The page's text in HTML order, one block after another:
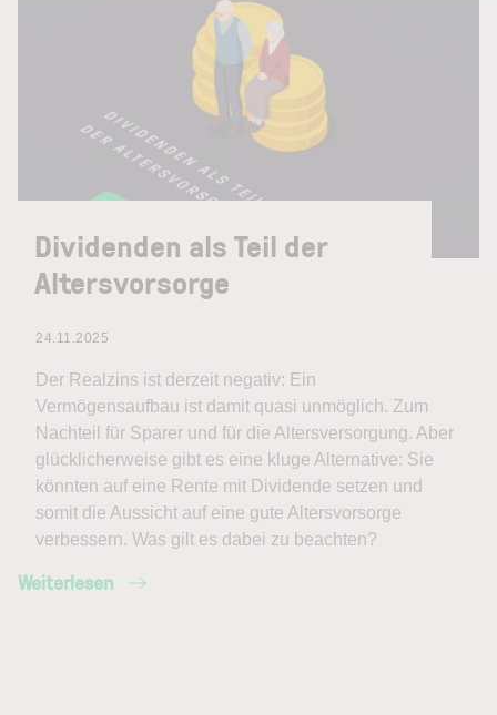
Dividenden als Teil der
Altersvorsorge
24.11.2025
Der Realzins ist derzeit negativ: Ein
Vermögensaufbau ist damit quasi unmöglich. Zum
Nachteil für Sparer und für die Altersversorgung. Aber
glücklicherweise gibt es eine kluge Alternative: Sie
könnten auf eine Rente mit Dividende setzen und
somit die Aussicht auf eine gute Altersvorsorge
verbessern. Was gilt es dabei zu beachten?
Weiterlesen